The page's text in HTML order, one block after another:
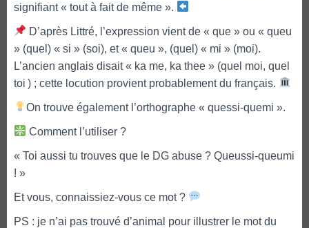
signifiant « tout à fait de même ».
D’après Littré, l’expression vient de « que » ou « queu
» (quel) « si » (soi), et « queu », (quel) « mi » (moi).
L’ancien anglais disait « ka me, ka thee » (quel moi, quel
toi ) ; cette locution provient probablement du français.
On trouve également l’orthographe « quessi-quemi ».
Comment l’utiliser ?
« Toi aussi tu trouves que le DG abuse ? Queussi-queumi
! »
Et vous, connaissiez-vous ce mot ?
PS : je n’ai pas trouvé d’animal pour illustrer le mot du